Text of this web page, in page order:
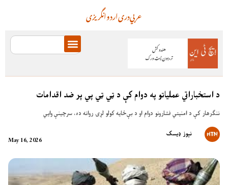
انگریزیاردودریعربي
د استخباراتي عملیاتو په دوام کې د ټي ټي پي پر ضد اقدامات
ننګرهار کې د امنیتي فشارونو دوام او د بې‌ځایه کولو لړۍ روانه ده، سرچینې وايي
May 16, 2026
نېوز ډیسک